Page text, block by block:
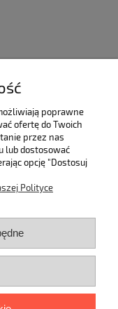
poprawne
ofertę do Twoich
przez nas
lub dostosować
opcję "Dostosuj
Polityce